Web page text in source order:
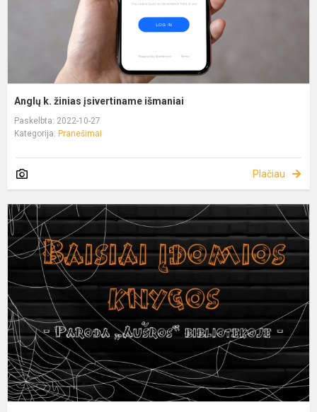
Anglų k. žinias įsivertiname išmaniai
Paskelbta: 2022-10-27
Kategorija: Pranešimai
Plačiau